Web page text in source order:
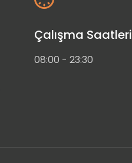
Çalışma Saatleri
08:00 - 23:30